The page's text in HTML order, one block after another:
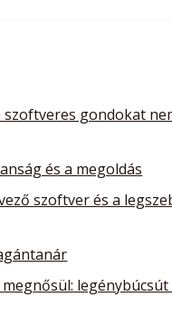
szoftveres gondokat
és a megoldás
szoftver és a
legénybúcsút